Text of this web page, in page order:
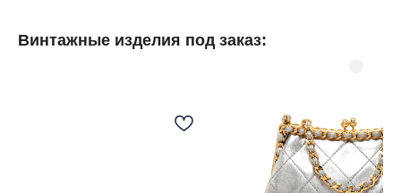
Винтажные изделия под заказ: